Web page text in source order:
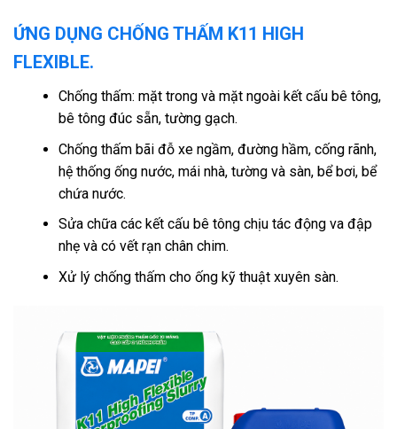
ỨNG DỤNG CHỐNG THẤM K11 HIGH
FLEXIBLE.
Chống thấm: mặt trong và mặt ngoài kết cấu bê tông,
bê tông đúc sẵn, tường gạch.
Chống thấm bãi đỗ xe ngầm, đường hầm, cống rãnh,
hệ thống ống nước, mái nhà, tường và sàn, bể bơi, bể
chứa nước.
Sửa chữa các kết cấu bê tông chịu tác động va đập
nhẹ và có vết rạn chân chim.
Xử lý chống thấm cho ống kỹ thuật xuyên sàn.